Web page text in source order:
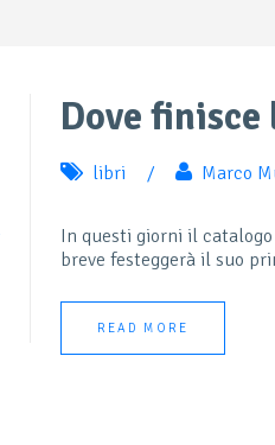
Dove
libri / Marco
In questi giorni il
breve festeggerà il suo
READ MORE